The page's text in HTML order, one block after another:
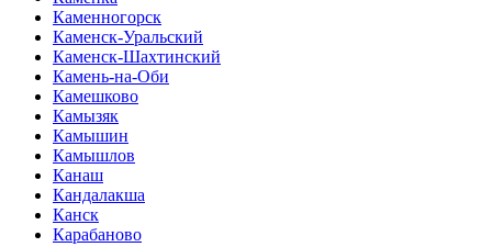
Каменногорск
Каменск-Уральский
Каменск-Шахтинский
Камень-на-Оби
Камешково
Камызяк
Камышин
Камышлов
Канаш
Кандалакша
Канск
Карабаново